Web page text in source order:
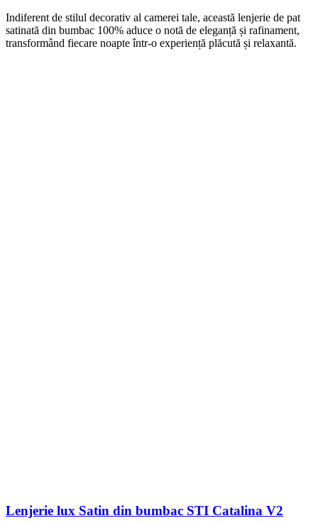
Indiferent de stilul decorativ al camerei tale, această lenjerie de pat
satinată din bumbac 100% aduce o notă de eleganță și rafinament,
transformând fiecare noapte într-o experiență plăcută și relaxantă.
Lenjerie lux Satin din bumbac STI Catalina V2